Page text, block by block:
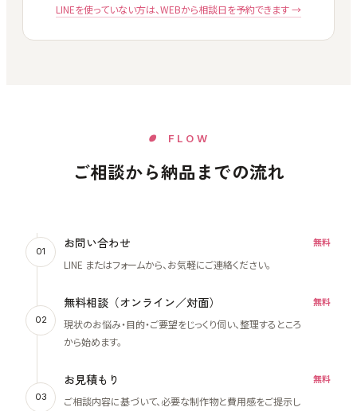
LINEを使っていない方は、WEBから相談日を予約できます →
FLOW
ご相談から納品までの流れ
01
お問い合わせ
LINE またはフォームから、お気軽にご連絡ください。
無料
02
無料相談（オンライン／対面）
現状のお悩み・目的・ご要望をじっくり伺い、整理するところ
から始めます。
無料
03
お見積もり
ご相談内容に基づいて、必要な制作物と費用感をご提示し
無料